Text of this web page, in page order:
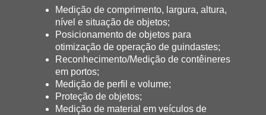
Medição de comprimento, largura, altura,
nível e situação de objetos;
Posicionamento de objetos para
otimização de operação de guindastes;
Reconhecimento/Medição de contêineres
em portos;
Medição de perfil e volume;
Proteção de objetos;
Medição de material em veículos de